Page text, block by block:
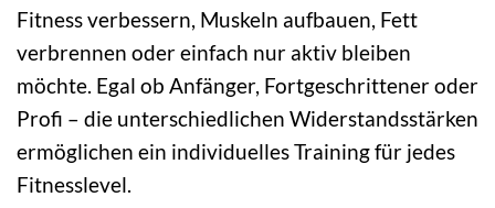
Fitness verbessern, Muskeln aufbauen, Fett
verbrennen oder einfach nur aktiv bleiben
möchte. Egal ob Anfänger, Fortgeschrittener oder
Profi – die unterschiedlichen Widerstandsstärken
ermöglichen ein individuelles Training für jedes
Fitnesslevel.